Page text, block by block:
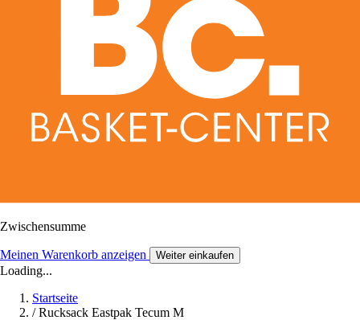
Zwischensumme
Meinen Warenkorb anzeigen Weiter einkaufen
Loading...
Startseite
/ Rucksack Eastpak Tecum M